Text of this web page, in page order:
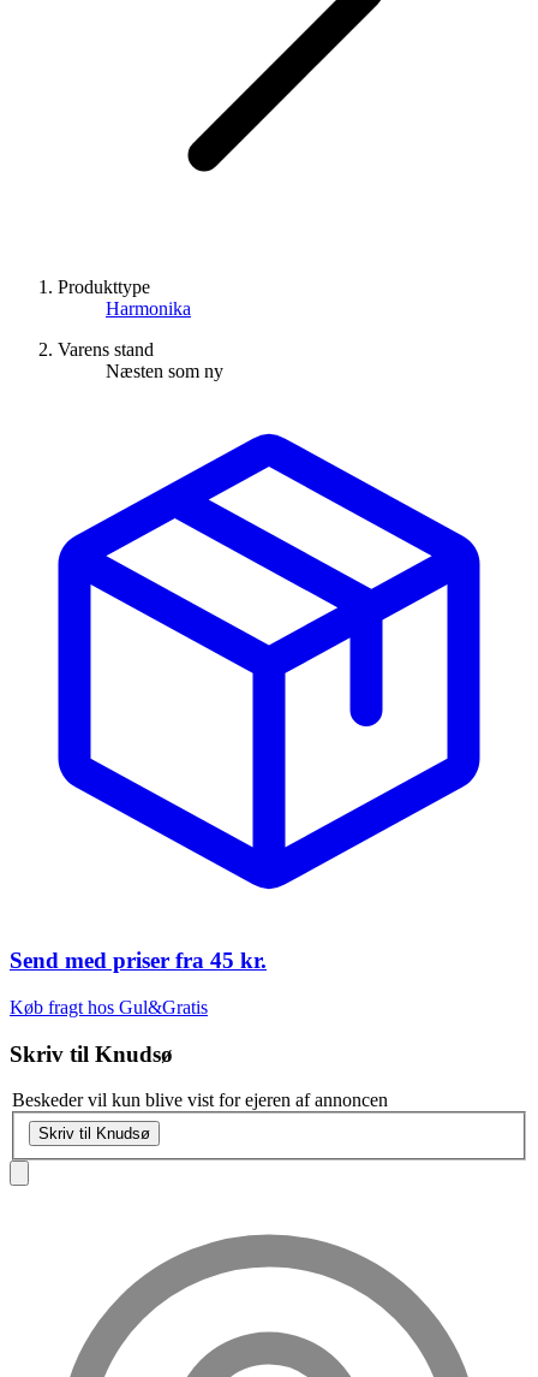
Produkttype
Harmonika
Varens stand
Næsten som ny
Send med priser fra 45 kr.
Køb fragt hos Gul&Gratis
Skriv til Knudsø
Beskeder vil kun blive vist for ejeren af annoncen
Skriv til Knudsø